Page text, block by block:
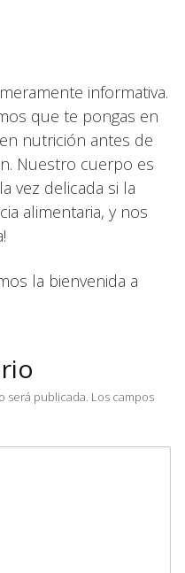
informativa.
que te pongas en
nutrición antes de
Nuestro cuerpo es
vez delicada si la
alimentaria, y nos
la bienvenida a
publicada. Los campos